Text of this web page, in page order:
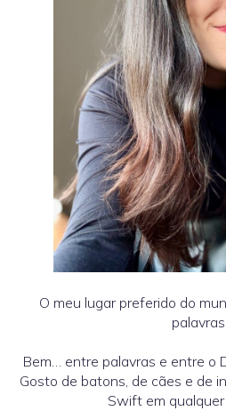
O meu lugar preferido do
palavras.
Bem… entre palavras e entre o
Gosto de batons, de cães e de
Swift em